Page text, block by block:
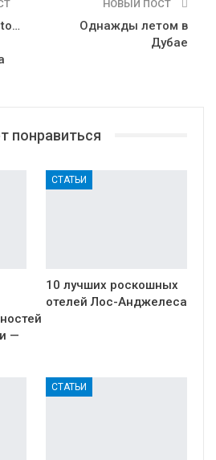
НОВЫЙ ПОСТ
Однажды летом в
Дубае
понравиться
—
СТАТЬИ
10 лучших роскошных
отелей Лос-Анджелеса
СТАТЬИ